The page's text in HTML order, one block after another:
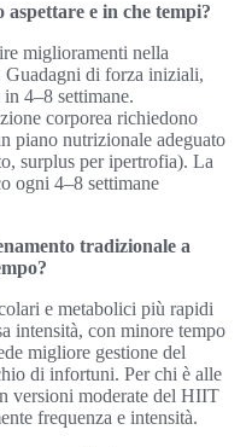
e in che tempi?
miglioramenti nella
Guadagni di forza iniziali,
4–8 settimane.
corporea richiedono
piano nutrizionale adeguato
surplus per ipertrofia). La
ogni 4–8 settimane
tradizionale a
e metabolici più rapidi
intensità, con minore tempo
migliore gestione del
di infortuni. Per chi è alle
versioni moderate del HIIT
frequenza e intensità.